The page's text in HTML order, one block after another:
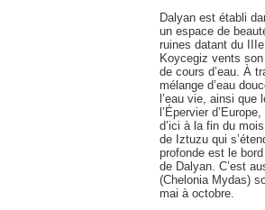
Dalyan est établi
un espace de
ruines datant du
Koycegiz vents
de cours d’eau. À
mélange d’eau
l’eau vie, ainsi
l’Épervier
d’ici à la fin du
de Iztuzu qui
profonde est le
de Dalyan. C’est
(Chelonia Mydas)
mai à octobre.